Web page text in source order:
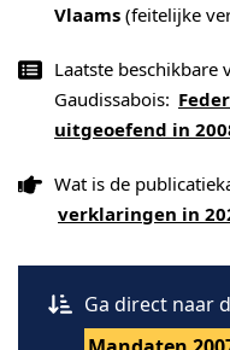
Vlaams (feitelijke
Laatste beschikbare
Gaudissabois:
uitgeoefend in
Wat is de
verklaringen in
Ga direct naar